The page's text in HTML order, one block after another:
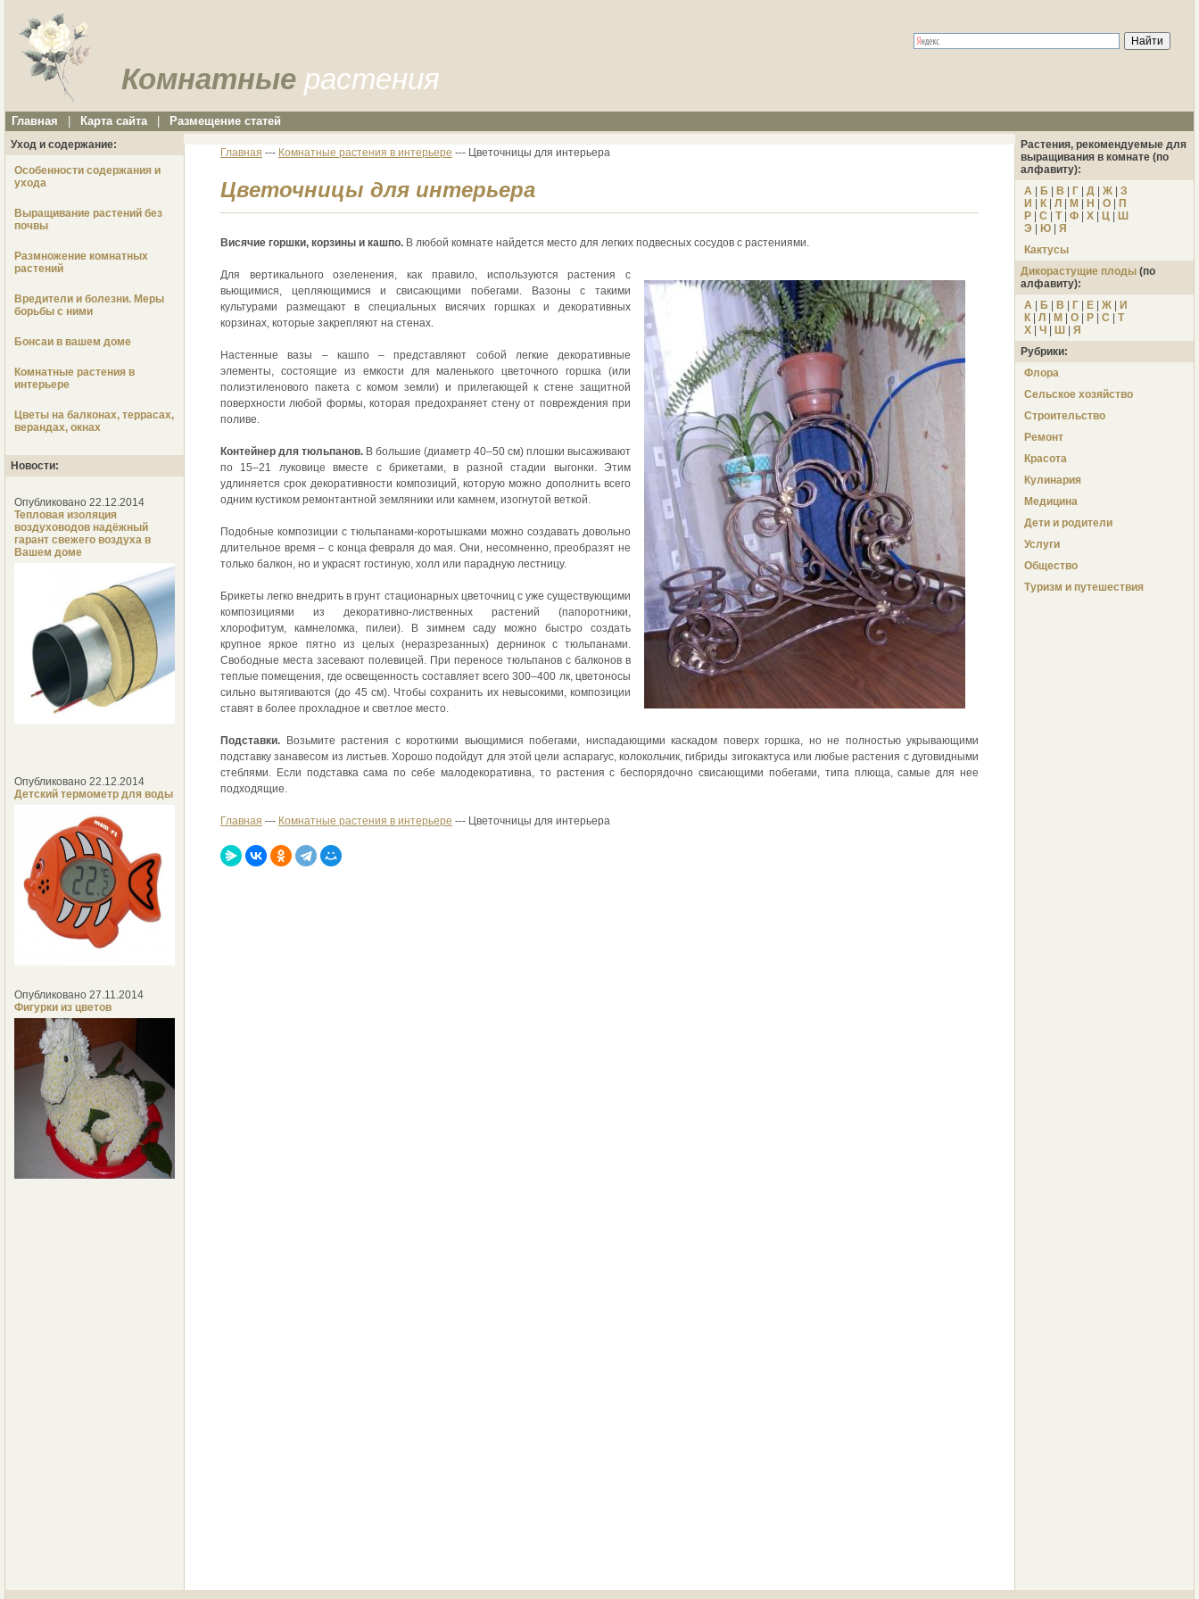
Комнатные растения
Главная Карта сайта Размещение статей
Уход и содержание:
Особенности содержания и
ухода
Выращивание растений без
почвы
Размножение комнатных
растений
Вредители и болезни. Меры
борьбы с ними
Бонсаи в вашем доме
Комнатные растения в
интерьере
Цветы на балконах, террасах,
верандах, окнах
Новости:
Опубликовано 22.12.2014
Тепловая изоляция
воздуховодов надёжный
гарант свежего воздуха в
Вашем доме
Опубликовано 22.12.2014
Детский термометр для воды
Опубликовано 27.11.2014
Фигурки из цветов
Растения, рекомендуемые для
выращивания в комнате (по
алфавиту):
А
Б В Г Д Ж
З
И
К Л М Н О
П
Р
С Т| Ф Х Ц
Ш
Э
Ю
Я
Кактусы
Дикорастущие плоды (по
алфавиту):
А
Б В Г Е Ж
И
К
Л М О Р С
Т
Х
Ч Ш
Я
Рубрики:
Флора
Сельское хозяйство
Строительство
Ремонт
Красота
Кулинария
Медицина
Дети и родители
Услуги
Общество
Туризм и путешествия
Главная --- Комнатные растения в интерьере --- Цветочницы для интерьера
Цветочницы для интерьера
Висячие горшки, корзины и кашпо. В любой комнате найдется место для легких подвесных сосудов с растениями.
Для вертикального озеленения, как правило, используются растения с
вьющимися, цепляющимися и свисающими побегами. Вазоны с такими
культурами размещают в специальных висячих горшках и декоративных
корзинах, которые закрепляют на стенах.
Настенные вазы – кашпо – представляют собой легкие декоративные
элементы, состоящие из емкости для маленького цветочного горшка (или
полиэтиленового пакета с комом земли) и прилегающей к стене защитной
поверхности любой формы, которая предохраняет стену от повреждения при
поливе.
Контейнер для тюльпанов. В большие (диаметр 40–50 см) плошки высаживают
по 15–21 луковице вместе с брикетами, в разной стадии выгонки. Этим
удлиняется срок декоративности композиций, которую можно дополнить всего
одним кустиком ремонтантной земляники или камнем, изогнутой веткой.
Подобные композиции с тюльпанами-коротышками можно создавать довольно
длительное время – с конца февраля до мая. Они, несомненно, преобразят не
только балкон, но и украсят гостиную, холл или парадную лестницу.
Брикеты легко внедрить в грунт стационарных цветочниц с уже существующими
композициями из декоративно-лиственных растений (папоротники,
хлорофитум, камнеломка, пилеи). В зимнем саду можно быстро создать
крупное яркое пятно из целых (неразрезанных) дернинок с тюльпанами.
Свободные места засевают полевицей. При переносе тюльпанов с балконов в
теплые помещения, где освещенность составляет всего 300–400 лк, цветоносы
сильно вытягиваются (до 45 см). Чтобы сохранить их невысокими, композиции
ставят в более прохладное и светлое место.
Подставки. Возьмите растения с короткими вьющимися побегами, ниспадающими каскадом поверх горшка, но не полностью укрывающими
подставку занавесом из листьев. Хорошо подойдут для этой цели аспарагус, колокольчик, гибриды зигокактуса или любые растения с дуговидными
стеблями. Если подставка сама по себе малодекоративна, то растения с беспорядочно свисающими побегами, типа плюща, самые для нее
подходящие.
Главная --- Комнатные растения в интерьере --- Цветочницы для интерьера